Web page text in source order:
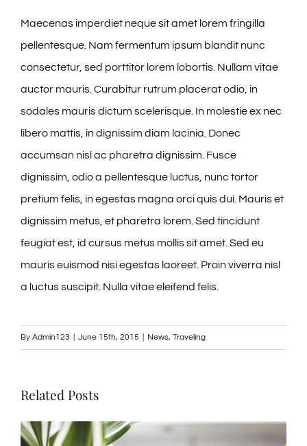
Maecenas imperdiet neque sit amet lorem fringilla
pellentesque. Nam fermentum ipsum blandit nunc
consectetur, sed porttitor lorem lobortis. Nullam vitae
auctor mauris. Curabitur rutrum placerat odio, in
sodales mauris dictum scelerisque. In molestie ex nec
libero mattis, in dignissim diam lacinia. Donec
accumsan nisl ac pharetra dignissim. Fusce
dignissim, odio a pellentesque luctus, nunc tortor
pretium felis, in egestas magna orci quis dui. Mauris et
dignissim metus, et pharetra lorem. Sed tincidunt
feugiat est, id cursus metus mollis sit amet. Sed eu
mauris euismod nisi egestas laoreet. Proin viverra nisl
a luctus suscipit. Nulla vitae eleifend felis.
By Admin123 June 15th, 2015 News, Traveling
Related Posts